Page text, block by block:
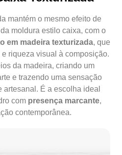
mantém o mesmo efeito de
moldura estilo caixa, com o
em madeira texturizada, que
riqueza visual à composição.
da madeira, criando um
e trazendo uma sensação
É a escolha ideal
com presença marcante,
contemporânea.